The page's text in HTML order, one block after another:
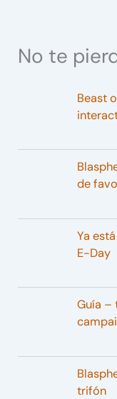
No te
Beast
de
Ya
E-Day
Guía –
trifón